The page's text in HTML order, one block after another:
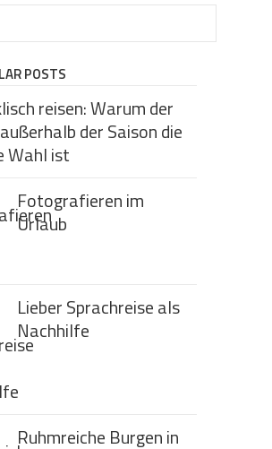
der Karibik
POSTS
reisen: Warum der
der Saison die
Wahl ist
Fotografieren im
Urlaub
Lieber Sprachreise als
Nachhilfe
Ruhmreiche Burgen in